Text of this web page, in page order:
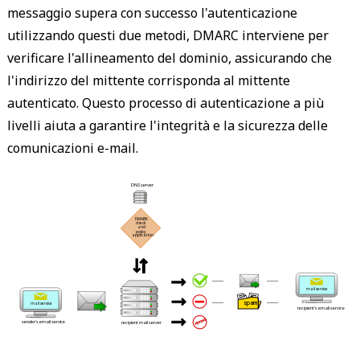
messaggio supera con successo l'autenticazione
utilizzando questi due metodi, DMARC interviene per
verificare l'allineamento del dominio, assicurando che
l'indirizzo del mittente corrisponda al mittente
autenticato. Questo processo di autenticazione a più
livelli aiuta a garantire l'integrità e la sicurezza delle
comunicazioni e-mail.
mail service
mail service
-------
-------
-------
-------
rejected
spam
DMARK
check
and
policy
application
sender's email service
DNS server
recipient mail server
recipient's email service